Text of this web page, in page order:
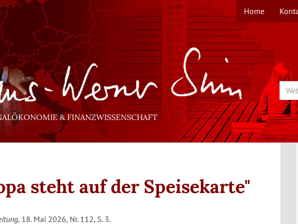
TOPMENÜ
Home
& FINANZWISSENSCHAFT
Search
steht auf der Speisekarte"
, 18. Mai 2026, Nr. 112, S. 3.